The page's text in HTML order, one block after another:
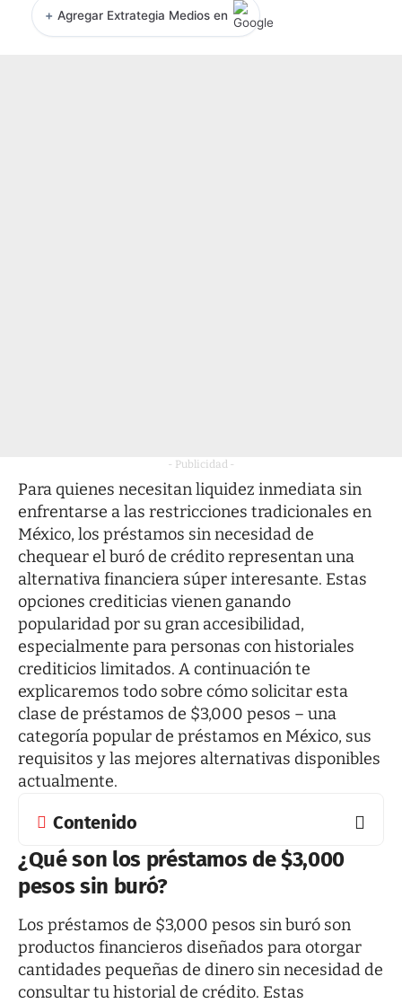
+ Agregar Extrategia Medios en
- Publicidad -
Para quienes necesitan liquidez inmediata sin
enfrentarse a las restricciones tradicionales en
México, los préstamos sin necesidad de
chequear el buró de crédito representan una
alternativa financiera súper interesante. Estas
opciones crediticias vienen ganando
popularidad por su gran accesibilidad,
especialmente para personas con historiales
crediticios limitados. A continuación te
explicaremos todo sobre cómo solicitar esta
clase de préstamos de $3,000 pesos – una
categoría popular de préstamos en México, sus
requisitos y las mejores alternativas disponibles
actualmente.
Contenido
¿Qué son los préstamos de $3,000
pesos sin buró?
Los préstamos de $3,000 pesos sin buró son
productos financieros diseñados para otorgar
cantidades pequeñas de dinero sin necesidad de
consultar tu historial de crédito. Estas